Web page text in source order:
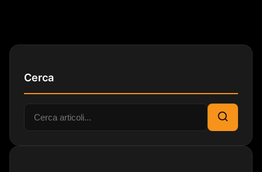
Cerca
Cerca:
Cerca